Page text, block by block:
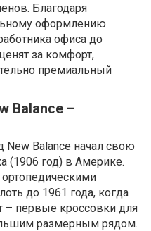
Благодаря
оформлению
офиса до
за комфорт,
премиальный
Balance –
Balance начал свою
(1906 год) в Америке.
до 1961 года, когда
– первые кроссовки для
размерным рядом.